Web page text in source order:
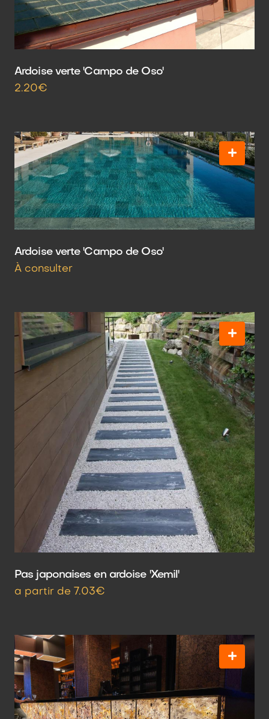
Ardoise verte 'Campo de Oso'
2.20€
Ardoise verte 'Campo de Oso'
À consulter
Pas japonaises en ardoise 'Xemil'
a partir de 7.03€